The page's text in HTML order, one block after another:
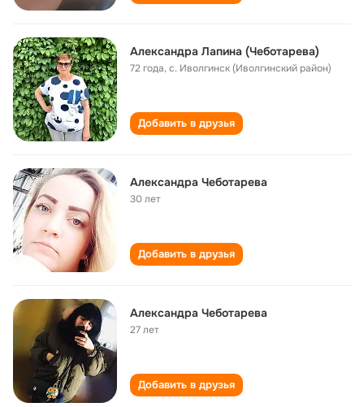
Александра Лапина (Чеботарева)
72 года,с. Иволгинск (Иволгинский район)
Добавить в друзья
Александра Чеботарева
30 лет
Добавить в друзья
Александра Чеботарева
27 лет
Добавить в друзья